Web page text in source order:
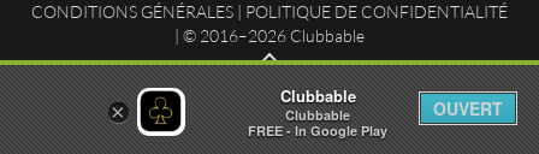
CONDITIONS GÉNÉRALES | POLITIQUE DE CONFIDENTIALITÉ
| © 2016–2026 Clubbable
×
Clubbable
Clubbable
FREE - In Google Play
OUVERT